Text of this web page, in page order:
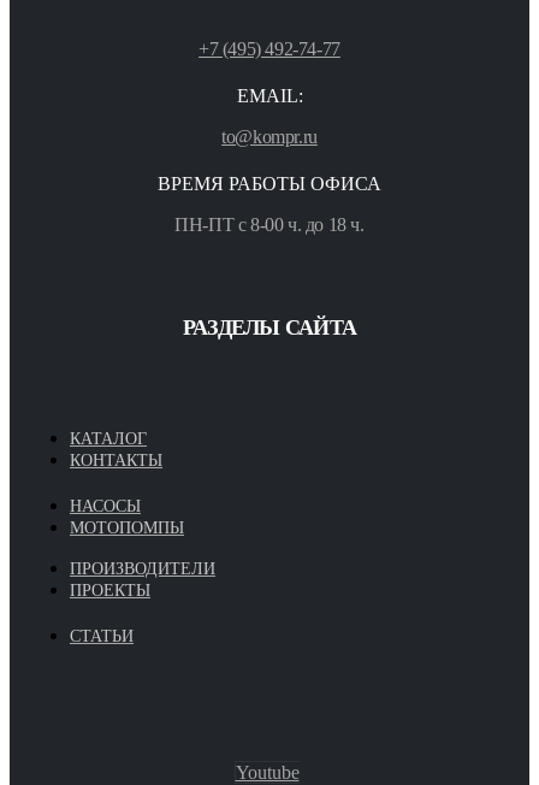
+7 (495) 492-74-77
EMAIL:
to@kompr.ru
ВРЕМЯ РАБОТЫ ОФИСА
ПН-ПТ с 8-00 ч. до 18 ч.
РАЗДЕЛЫ САЙТА
КАТАЛОГ
КОНТАКТЫ
НАСОСЫ
МОТОПОМПЫ
ПРОИЗВОДИТЕЛИ
ПРОЕКТЫ
СТАТЬИ
Youtube